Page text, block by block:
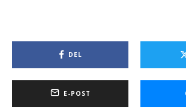
DEL
E-POST